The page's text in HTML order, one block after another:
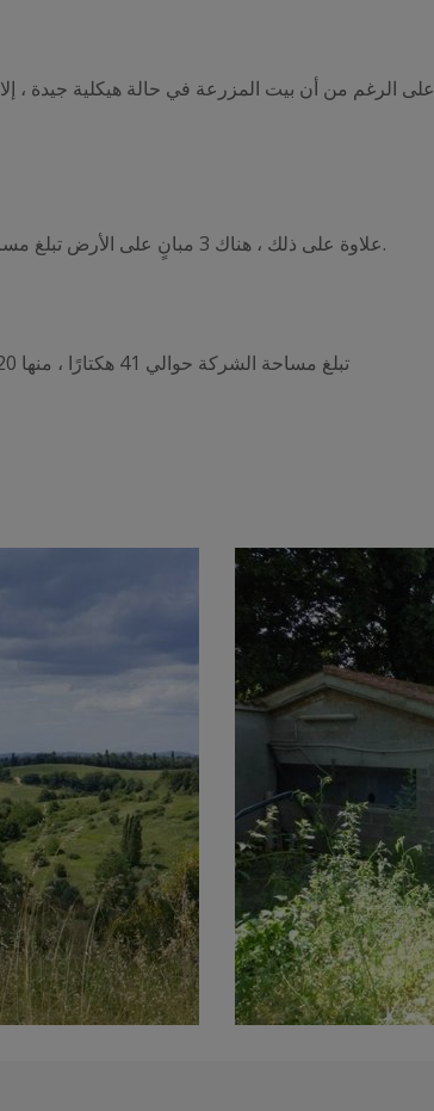
على الرغم من أن بيت المزرعة في حالة هيكلية جيدة ،
علاوة على ذلك ، هناك 3 مبانٍ على الأرض تبلغ مساحتها الإجمالية حوالي 1650 مترًا مربعًا. تستخدم لإيواء الحيوانات.
تبلغ مساحة الشركة حوالي 41 هكتارًا ، منها 20 هكتارًا مخصصة للأراضي الصالحة للزراعة و 19 هكتارًا للغابات